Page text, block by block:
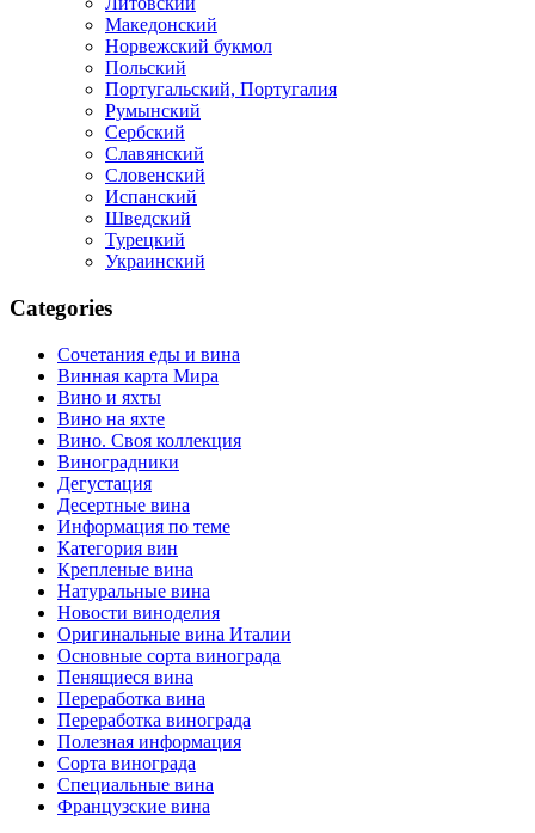
Македонский
Норвежский букмол
Польский
Португальский, Португалия
Румынский
Сербский
Славянский
Словенский
Испанский
Шведский
Турецкий
Украинский
Categories
Cочетания еды и вина
Винная карта Мира
Вино и яхты
Вино на яхте
Вино. Своя коллекция
Виноградники
Дегустация
Десертные вина
Информация по теме
Категория вин
Крепленые вина
Натуральные вина
Новости виноделия
Оригинальные вина Италии
Основные сорта винограда
Пенящиеся вина
Переработка вина
Переработка винограда
Полезная информация
Сорта винограда
Специальные вина
Французские вина